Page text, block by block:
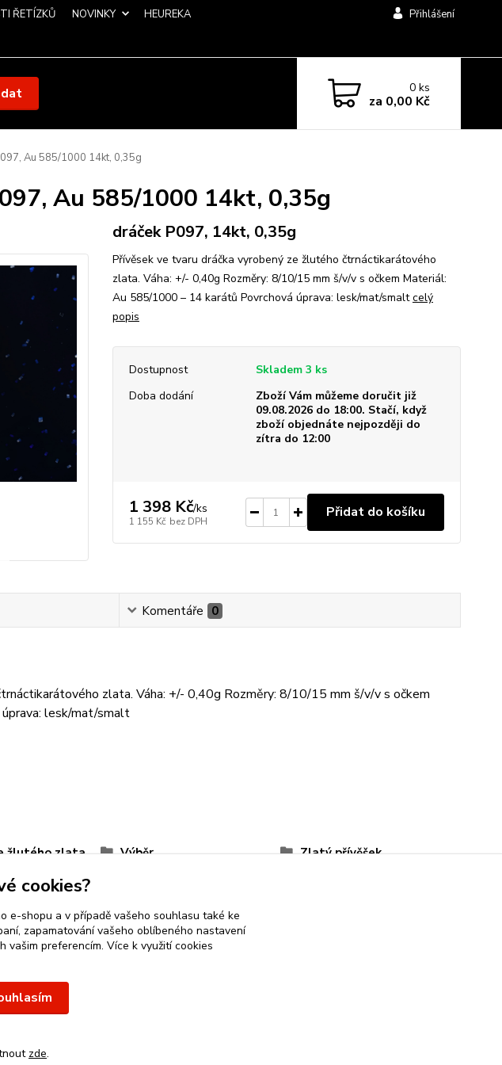
ŘETÍZKŮ NOVINKY
HEUREKA
Přihlášení
0ks
za 0,00 Kč
Au 585/1000 14kt, 0,35g
Au 585/1000 14kt, 0,35g
dráček P097, 14kt, 0,35g
Přívěsek ve tvaru dráčka vyrobený ze žlutého čtrnáctikarátového
zlata. Váha: +/- 0,40g Rozměry: 8/10/15 mm š/v/v s očkem Materiál:
Au 585/1000 – 14 karátů Povrchová úprava: lesk/mat/smaltcelý
popis
Dostupnost
Skladem 3 ks
Doba dodání
Zboží Vám můžeme doručit již
09.08.2026 do 18:00. Stačí, když
zboží objednáte nejpozději do
zítra do 12:00
1 398 Kč/ks
1 155 Kč bez DPH
Přidat do košíku
Komentáře 0
zlata. Váha: +/- 0,40g Rozměry: 8/10/15 mm š/v/v s očkem
lesk/mat/smalt
žlutého zlata Výběr
Zlatý přívěšek
na dárek.
cookies?
e-shopu a v případě vašeho souhlasu také ke
zapamatování vašeho oblíbeného nastavení
vašim preferencím. Více k využití cookies
zde.